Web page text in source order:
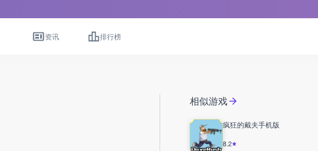
资讯 排行榜
相似游戏
疯狂的戴夫手机版
8.2